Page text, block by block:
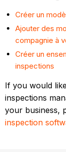
Créer un
Ajouter des
compagnie à
Créer un
inspections
If you would
inspections
your business,
inspection